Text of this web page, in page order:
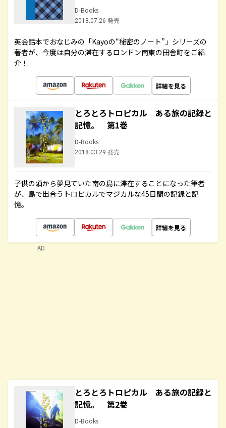
D-Books
2018.07.26 発売
英会話本でおなじみの「Kayoの“秘密のノート”」シリーズの
著者が、今度は自分の滞在するロンドン南東の田舎町をご紹
介！
詳細を見る
とろとろトロピカル ある旅の記録と
記憶。 第1巻
D-Books
2018.03.29 発売
子供の頃から夢見ていた南の島に滞在することになった筆者
が、島で出合うトロピカルでマジカルな45日間の記録と記
憶。
詳細を見る
とろとろトロピカル ある旅の記録と
記憶。 第2巻
D-Books
AD